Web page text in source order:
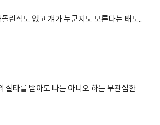
린적도 없고 걔가 누군지도 모른다는 태도..
질타를 받아도 나는 아니오 하는 무관심한